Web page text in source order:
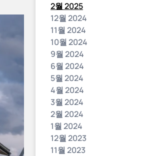
2월 2025
12월 2024
11월 2024
10월 2024
9월 2024
6월 2024
5월 2024
4월 2024
3월 2024
2월 2024
1월 2024
12월 2023
11월 2023